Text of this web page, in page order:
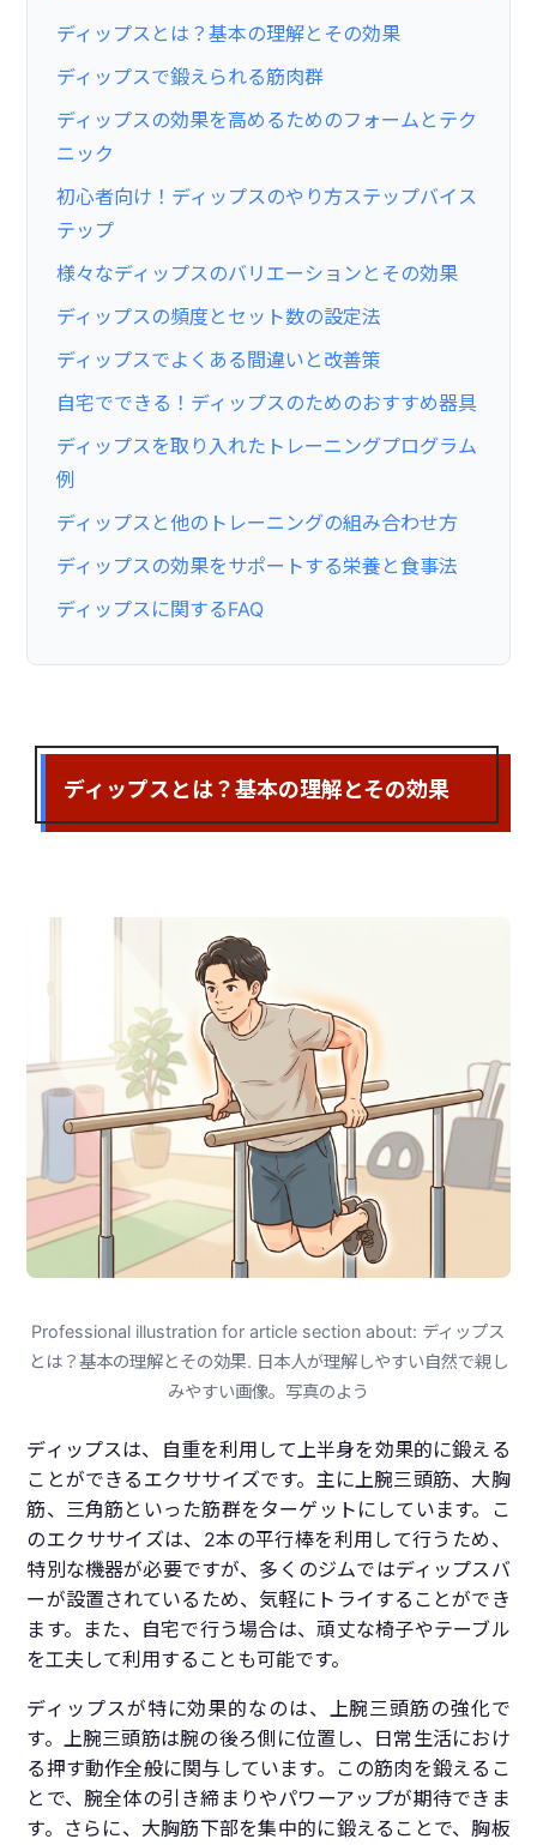
ディップスとは？基本の理解とその効果
ディップスで鍛えられる筋肉群
ディップスの効果を高めるためのフォームとテク
ニック
初心者向け！ディップスのやり方ステップバイス
テップ
様々なディップスのバリエーションとその効果
ディップスの頻度とセット数の設定法
ディップスでよくある間違いと改善策
自宅でできる！ディップスのためのおすすめ器具
ディップスを取り入れたトレーニングプログラム
例
ディップスと他のトレーニングの組み合わせ方
ディップスの効果をサポートする栄養と食事法
ディップスに関するFAQ
ディップスとは？基本の理解とその効果
Professional illustration for article section about: ディップス
とは？基本の理解とその効果. 日本人が理解しやすい自然で親し
みやすい画像。写真のよう
ディップスは、自重を利用して上半身を効果的に鍛える
ことができるエクササイズです。主に上腕三頭筋、大胸
筋、三角筋といった筋群をターゲットにしています。こ
のエクササイズは、2本の平行棒を利用して行うため、
特別な機器が必要ですが、多くのジムではディップスバ
ーが設置されているため、気軽にトライすることができ
ます。また、自宅で行う場合は、頑丈な椅子やテーブル
を工夫して利用することも可能です。
ディップスが特に効果的なのは、上腕三頭筋の強化で
す。上腕三頭筋は腕の後ろ側に位置し、日常生活におけ
る押す動作全般に関与しています。この筋肉を鍛えるこ
とで、腕全体の引き締まりやパワーアップが期待できま
す。さらに、大胸筋下部を集中的に鍛えることで、胸板